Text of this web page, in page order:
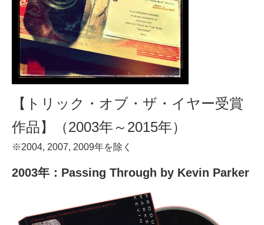
【トリック・オブ・ザ・イヤー受賞
作品】（2003年～2015年）
※2004, 2007, 2009年を除く
2003年：Passing Through by Kevin Parker